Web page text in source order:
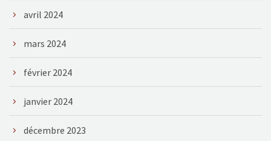
avril 2024
mars 2024
février 2024
janvier 2024
décembre 2023